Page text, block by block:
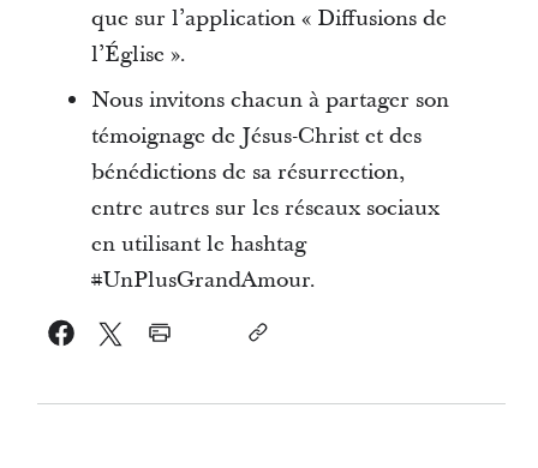
que sur l’application « Diffusions de
l’Église ».
Nous invitons chacun à partager son
témoignage de Jésus-Christ et des
bénédictions de sa résurrection,
entre autres sur les réseaux sociaux
en utilisant le hashtag
#UnPlusGrandAmour.